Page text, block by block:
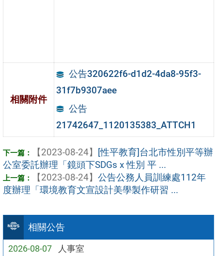
相關公告
2026-08-07 人事室
相關附件
公告320622f6-d1d2-4da8-95f3-
31f7b9307aee
公告
21742647_1120135383_ATTCH1
【2023-08-24】
[性平教育]台北市性別平等辦
公室委託辦理「鏡頭下SDGs x 性別 平 ...
【2023-08-24】 公告公務人員訓練處112年
度辦理「環境教育文宣設計美學製作研習 ...